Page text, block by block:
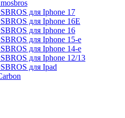
для Iphone 17
для Iphone 16E
для Iphone 16
для Iphone 15-е
для Iphone 14-е
для Iphone 12/13
для Ipad